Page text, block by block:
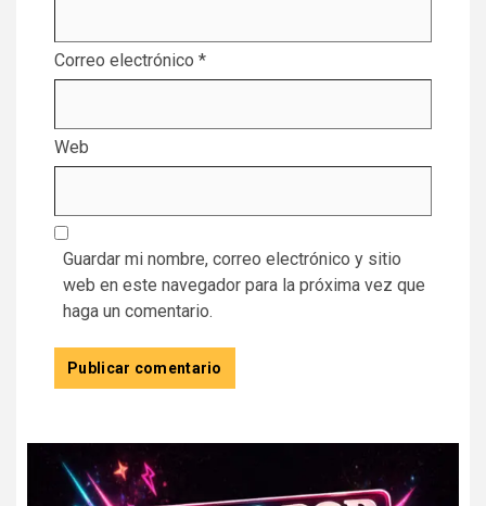
Correo electrónico *
Web
Guardar mi nombre, correo electrónico y sitio
web en este navegador para la próxima vez que
haga un comentario.